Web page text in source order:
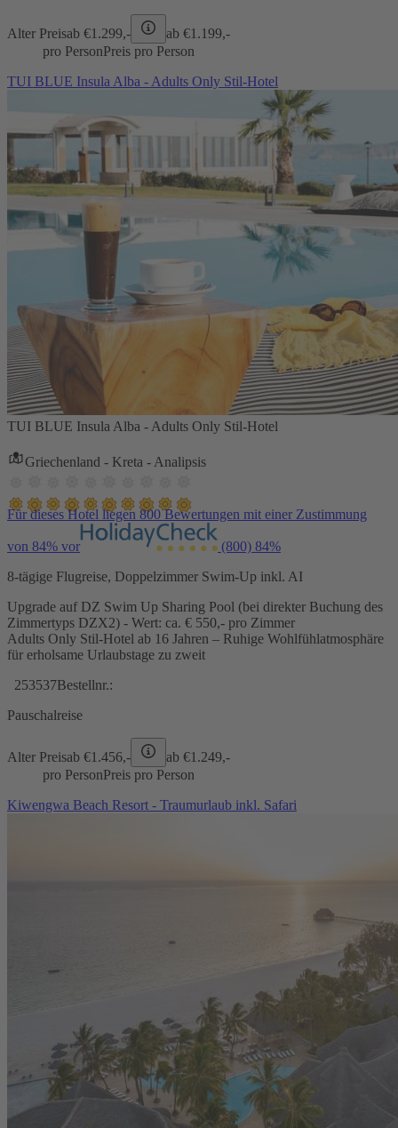
Alter Preisab €1.299,- ab €1.199,-
pro PersonPreis pro Person
TUI BLUE Insula Alba - Adults Only Stil-Hotel
TUI BLUE Insula Alba - Adults Only Stil-Hotel
Griechenland - Kreta - Analipsis
Für dieses Hotel liegen 800 Bewertungen mit einer Zustimmung
von 84% vor (800) 84%
8-tägige Flugreise, Doppelzimmer Swim-Up inkl. AI
Upgrade auf DZ Swim Up Sharing Pool (bei direkter Buchung des
Zimmertyps DZX2) - Wert: ca. € 550,- pro Zimmer
Adults Only Stil-Hotel ab 16 Jahren – Ruhige Wohlfühlatmosphäre
für erholsame Urlaubstage zu zweit
253537Bestellnr.:
Pauschalreise
Alter Preisab €1.456,- ab €1.249,-
pro PersonPreis pro Person
Kiwengwa Beach Resort - Traumurlaub inkl. Safari